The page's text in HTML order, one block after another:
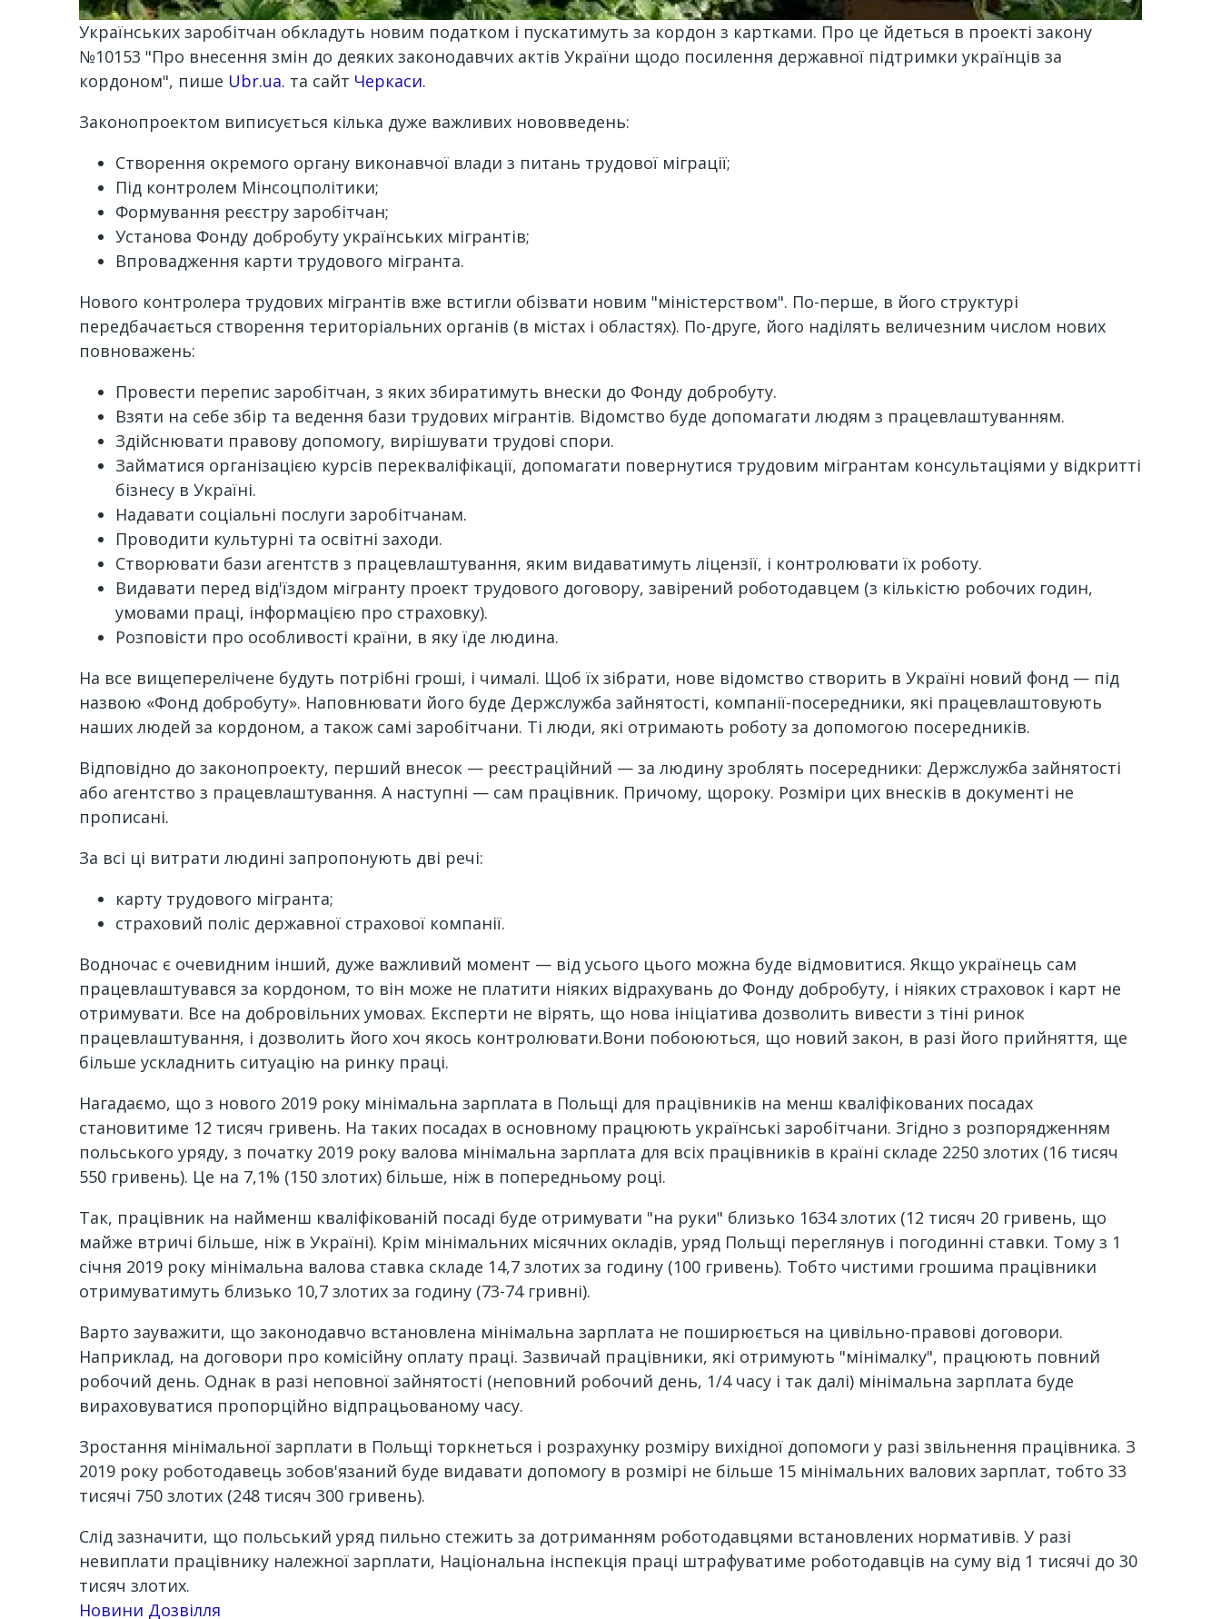
Українських заробітчан обкладуть новим податком і пускатимуть за кордон з картками. Про це йдеться в проекті закону
№10153 "Про внесення змін до деяких законодавчих актів України щодо посилення державної підтримки українців за
кордоном", пише Ubr.ua. та сайт Черкаси.
Законопроектом виписується кілька дуже важливих нововведень:
Створення окремого органу виконавчої влади з питань трудової міграції;
Під контролем Мінсоцполітики;
Формування реєстру заробітчан;
Установа Фонду добробуту українських мігрантів;
Впровадження карти трудового мігранта.
Нового контролера трудових мігрантів вже встигли обізвати новим "міністерством". По-перше, в його структурі
передбачається створення територіальних органів (в містах і областях). По-друге, його наділять величезним числом нових
повноважень:
Провести перепис заробітчан, з яких збиратимуть внески до Фонду добробуту.
Взяти на себе збір та ведення бази трудових мігрантів. Відомство буде допомагати людям з працевлаштуванням.
Здійснювати правову допомогу, вирішувати трудові спори.
Займатися організацією курсів перекваліфікації, допомагати повернутися трудовим мігрантам консультаціями у відкритті
бізнесу в Україні.
Надавати соціальні послуги заробітчанам.
Проводити культурні та освітні заходи.
Створювати бази агентств з працевлаштування, яким видаватимуть ліцензії, і контролювати їх роботу.
Видавати перед від'їздом мігранту проект трудового договору, завірений роботодавцем (з кількістю робочих годин,
умовами праці, інформацією про страховку).
Розповісти про особливості країни, в яку їде людина.
На все вищеперелічене будуть потрібні гроші, і чималі. Щоб їх зібрати, нове відомство створить в Україні новий фонд — під
назвою «Фонд добробуту». Наповнювати його буде Держслужба зайнятості, компанії-посередники, які працевлаштовують
наших людей за кордоном, а також самі заробітчани. Ті люди, які отримають роботу за допомогою посередників.
Відповідно до законопроекту, перший внесок — реєстраційний — за людину зроблять посередники: Держслужба зайнятості
або агентство з працевлаштування. А наступні — сам працівник. Причому, щороку. Розміри цих внесків в документі не
прописані.
За всі ці витрати людині запропонують дві речі:
карту трудового мігранта;
страховий поліс державної страхової компанії.
Водночас є очевидним інший, дуже важливий момент — від усього цього можна буде відмовитися. Якщо українець сам
працевлаштувався за кордоном, то він може не платити ніяких відрахувань до Фонду добробуту, і ніяких страховок і карт не
отримувати. Все на добровільних умовах. Експерти не вірять, що нова ініціатива дозволить вивести з тіні ринок
працевлаштування, і дозволить його хоч якось контролювати.Вони побоюються, що новий закон, в разі його прийняття, ще
більше ускладнить ситуацію на ринку праці.
Нагадаємо, що з нового 2019 року мінімальна зарплата в Польщі для працівників на менш кваліфікованих посадах
становитиме 12 тисяч гривень. На таких посадах в основному працюють українські заробітчани. Згідно з розпорядженням
польського уряду, з початку 2019 року валова мінімальна зарплата для всіх працівників в країні складе 2250 злотих (16 тисяч
550 гривень). Це на 7,1% (150 злотих) більше, ніж в попередньому році.
Так, працівник на найменш кваліфікованій посаді буде отримувати "на руки" близько 1634 злотих (12 тисяч 20 гривень, що
майже втричі більше, ніж в Україні). Крім мінімальних місячних окладів, уряд Польщі переглянув і погодинні ставки. Тому з 1
січня 2019 року мінімальна валова ставка складе 14,7 злотих за годину (100 гривень). Тобто чистими грошима працівники
отримуватимуть близько 10,7 злотих за годину (73-74 гривні).
Варто зауважити, що законодавчо встановлена ​​мінімальна зарплата не поширюється на цивільно-правові договори.
Наприклад, на договори про комісійну оплату праці. Зазвичай працівники, які отримують "мінімалку", працюють повний
робочий день. Однак в разі неповної зайнятості (неповний робочий день, 1/4 часу і так далі) мінімальна зарплата буде
вираховуватися пропорційно відпрацьованому часу.
Зростання мінімальної зарплати в Польщі торкнеться і розрахунку розміру вихідної допомоги у разі звільнення працівника. З
2019 року роботодавець зобов'язаний буде видавати допомогу в розмірі не більше 15 мінімальних валових зарплат, тобто 33
тисячі 750 злотих (248 тисяч 300 гривень).
Слід зазначити, що польський уряд пильно стежить за дотриманням роботодавцями встановлених нормативів. У разі
невиплати працівнику належної зарплати, Національна інспекція праці штрафуватиме роботодавців на суму від 1 тисячі до 30
тисяч злотих.
Новини Дозвілля